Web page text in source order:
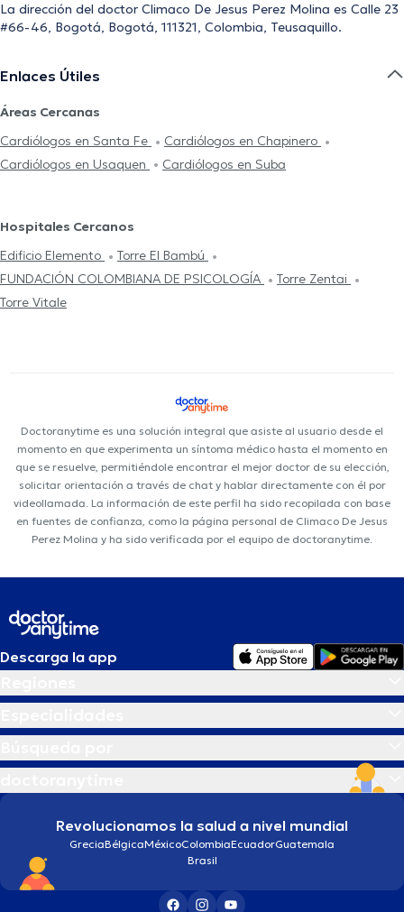
La dirección del doctor Climaco De Jesus Perez Molina es Calle 23
#66-46, Bogotá, Bogotá, 111321, Colombia, Teusaquillo.
Enlaces Útiles
Áreas Cercanas
Cardiólogos en Santa Fe
Cardiólogos en Chapinero
Cardiólogos en Usaquen
Cardiólogos en Suba
Hospitales Cercanos
Edificio Elemento
Torre El Bambú
FUNDACIÓN COLOMBIANA DE PSICOLOGÍA
Torre Zentai
Torre Vitale
Doctoranytime es una solución integral que asiste al usuario desde el
momento en que experimenta un síntoma médico hasta el momento en
que se resuelve, permitiéndole encontrar el mejor doctor de su elección,
solicitar orientación a través de chat y hablar directamente con él por
videollamada. La información de este perfil ha sido recopilada con base
en fuentes de confianza, como la página personal de Climaco De Jesus
Perez Molina y ha sido verificada por el equipo de doctoranytime.
Descarga la app
Revolucionamos la salud a nivel mundial
GreciaBélgicaMéxicoColombiaEcuadorGuatemala
Brasil